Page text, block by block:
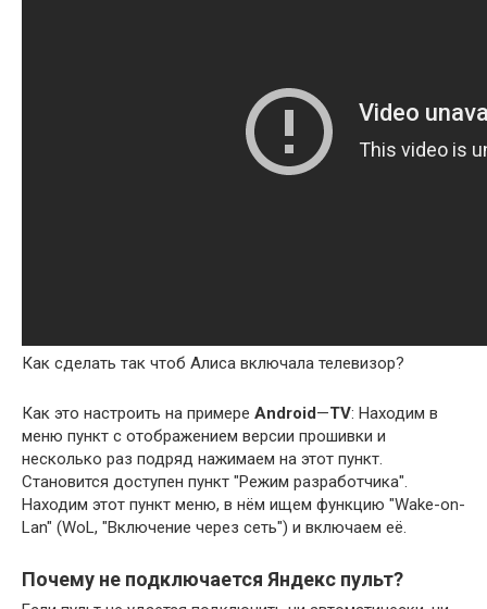
Как сделать так чтоб Алиса включала телевизор?
Как это настроить на примере Android—TV: Находим в
меню пункт с отображением версии прошивки и
несколько раз подряд нажимаем на этот пункт.
Становится доступен пункт "Режим разработчика".
Находим этот пункт меню, в нём ищем функцию "Wake-on-
Lan" (WoL, "Включение через сеть") и включаем её.
Почему не подключается Яндекс пульт?